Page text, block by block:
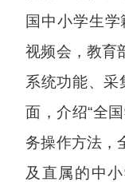
国中小学生学
视频会，教育
系统功能、采
面，介绍“全
务操作方法，
及直属的中